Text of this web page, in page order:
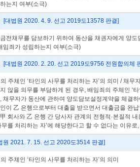
는지 여부(소극)
[대법원 2020. 4. 9. 선고 2019도13578 판결]
전채무를 담보하기 위하여 동산을 채권자에게 양
임죄가 성립하는지 여부(소극)
[대법원 2020. 2. 20. 선고 2019도9756 전원합의체
주체인 ‘타인의 사무를 처리하는 자’의 의미 / 채
않을 의무를 부담하게 된 경우, 배임죄의 주체인 ‘
채무자가 동산에 관하여 양도담보설정계약을 체결
이 乙 은행으로부터 대출을 받으면서 대출금을 완
회사와 乙 은행 간 당사자 관계의 전형적·본질적
무를 처리하는 자’에 해당한다고 할 수 없다는 이유
원 2021. 7. 15. 선고 2020도3514 판결]
주체인 ‘타인의 사무를 처리하는 자’의 의미